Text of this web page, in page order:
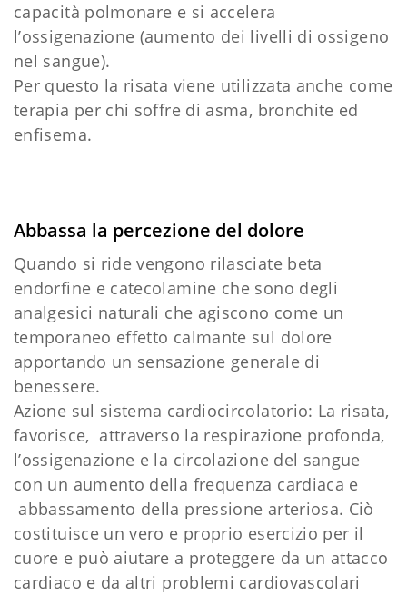
capacità polmonare e si accelera
l’ossigenazione (aumento dei livelli di ossigeno
nel sangue).
Per questo la risata viene utilizzata anche come
terapia per chi soffre di asma, bronchite ed
enfisema.
Abbassa la percezione del dolore
Quando si ride vengono rilasciate beta
endorfine e catecolamine che sono degli
analgesici naturali che agiscono come un
temporaneo effetto calmante sul dolore
apportando un sensazione generale di
benessere.
Azione sul sistema cardiocircolatorio: La risata,
favorisce, attraverso la respirazione profonda,
l’ossigenazione e la circolazione del sangue
con un aumento della frequenza cardiaca e
abbassamento della pressione arteriosa. Ciò
costituisce un vero e proprio esercizio per il
cuore e può aiutare a proteggere da un attacco
cardiaco e da altri problemi cardiovascolari